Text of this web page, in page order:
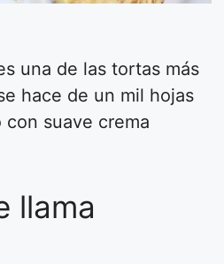
una de las tortas más
hace de un mil hojas
suave crema
llama